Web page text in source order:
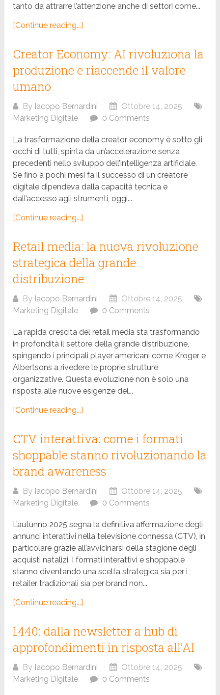
tanto da attrarre l’attenzione anche di settori come...
[Continue reading...]
Creator Economy: AI rivoluziona la
produzione e riaccende il valore
umano
By Iacopo Bernardini
Ottobre 14, 2025
Marketing Digitale
0 Comments
La trasformazione della creator economy è sotto gli
occhi di tutti, spinta da un’accelerazione senza
precedenti nello sviluppo dell’intelligenza artificiale.
Se fino a pochi mesi fa il successo di un creatore
digitale dipendeva dalla capacità tecnica e
dall’accesso agli strumenti, oggi...
[Continue reading...]
Retail media: la nuova rivoluzione
strategica della grande
distribuzione
By Iacopo Bernardini
Ottobre 14, 2025
Marketing Digitale
0 Comments
La rapida crescita del retail media sta trasformando
in profondità il settore della grande distribuzione,
spingendo i principali player americani come Kroger e
Albertsons a rivedere le proprie strutture
organizzative. Questa evoluzione non è solo una
risposta alle nuove esigenze del...
[Continue reading...]
CTV interattiva: come i formati
shoppable stanno rivoluzionando la
brand awareness
By Iacopo Bernardini
Ottobre 14, 2025
Marketing Digitale
0 Comments
L’autunno 2025 segna la definitiva affermazione degli
annunci interattivi nella televisione connessa (CTV), in
particolare grazie all’avvicinarsi della stagione degli
acquisti natalizi. I formati interattivi e shoppable
stanno diventando una scelta strategica sia per i
retailer tradizionali sia per brand non...
[Continue reading...]
1440: dalla newsletter a hub di
approfondimenti in risposta all’AI
By Iacopo Bernardini
Ottobre 14, 2025
Marketing Digitale
0 Comments